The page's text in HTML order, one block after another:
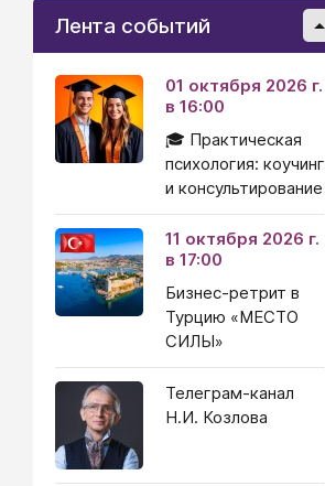
Лента событий
01 октября 2026 г.
в 16:00
🎓 Практическая
психология: коучинг
и консультирование
11 октября 2026 г.
в 17:00
Бизнес-ретрит в
Турцию «МЕСТО
СИЛЫ»
Телеграм-канал
Н.И. Козлова